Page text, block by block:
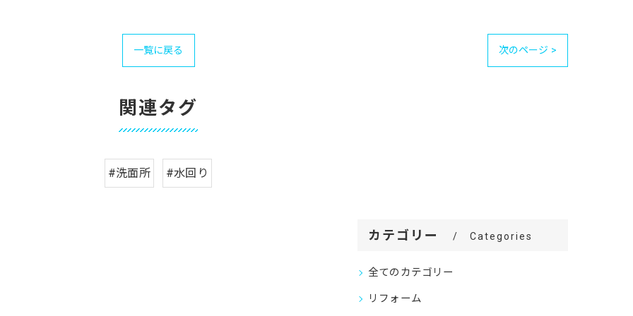
一覧に戻る 次のページ >
関連タグ
#洗面所 #水回り
カテゴリー Categories
全てのカテゴリー
リフォーム